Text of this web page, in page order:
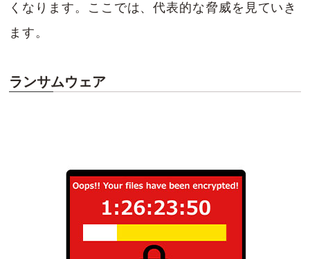
くなります。ここでは、代表的な脅威を見ていき
ます。
ランサムウェア